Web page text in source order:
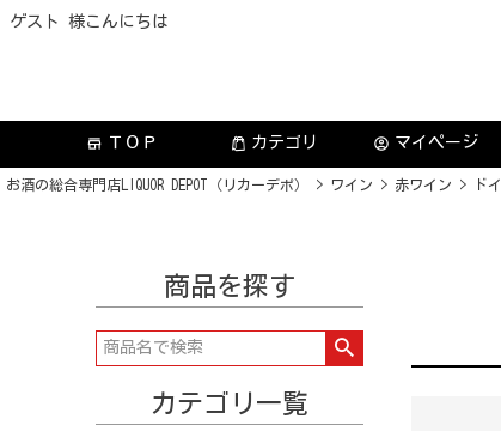
ゲスト 様こんにちは
store ＴＯＰ カテゴリ account_circle マイページ
お酒の総合専門店LIQUOR DEPOT（リカーデポ） ワイン 赤ワイン ド
商品を探す
カテゴリ一覧